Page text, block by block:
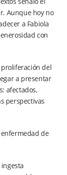
Aunque hoy no
a Fabiola
con
del
a presentar
afectados,
perspectivas
de